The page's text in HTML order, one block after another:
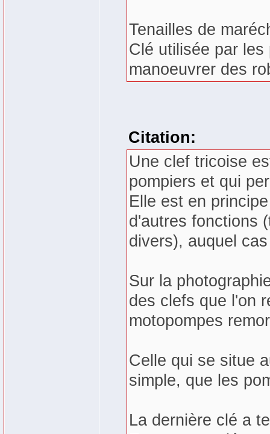
Tenailles de
Clé utilisée par
manoeuvrer des
Citation:
Une clef tricoise
pompiers et qui
Elle est en
d'autres fonctions
divers), auquel
Sur la
des clefs que l'on
motopompes
Celle qui se situe
simple, que les
La dernière clé a